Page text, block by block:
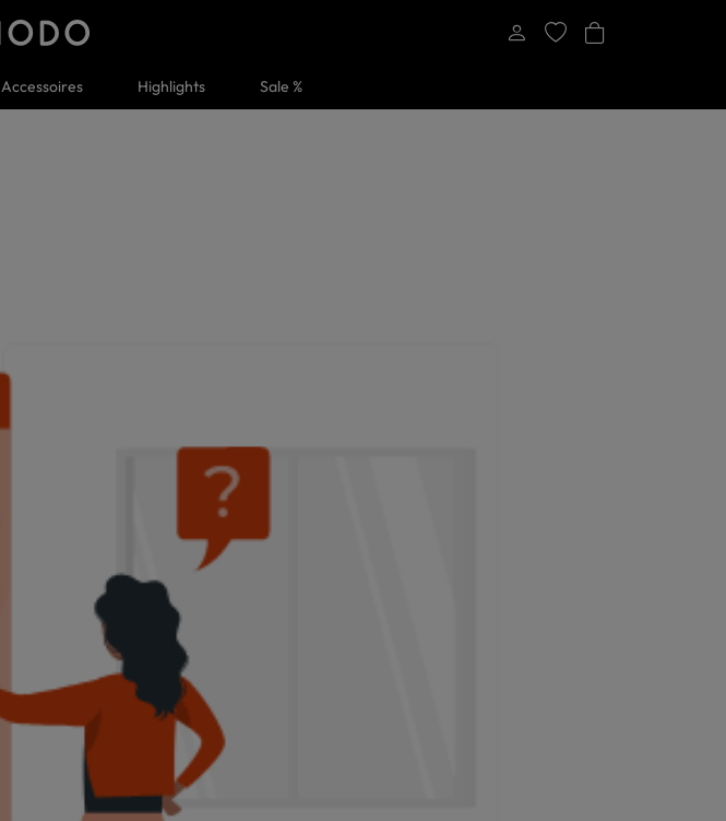
Accessoires Highlights Sale %